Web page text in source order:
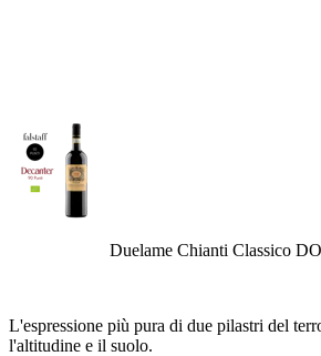
Duelame Chianti Classico
L'espressione più pura di due pilastri del
l'altitudine e il suolo.